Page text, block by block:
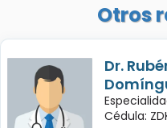
Otros
Dr.
Cédula: